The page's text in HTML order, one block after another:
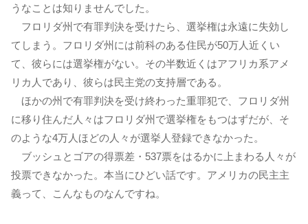
うなことは知りませんでした。
フロリダ州で有罪判決を受けたら、選挙権は永遠に失効し
てしまう。フロリダ州には前科のある住民が50万人近くい
て、彼らには選挙権がない。その半数近くはアフリカ系アメ
リカ人であり、彼らは民主党の支持層である。
ほかの州で有罪判決を受け終わった重罪犯で、フロリダ州
に移り住んだ人々はフロリダ州で選挙権をもつはずだが、そ
のような4万人ほどの人々が選挙人登録できなかった。
ブッシュとゴアの得票差・537票をはるかに上まわる人々が
投票できなかった。本当にひどい話です。アメリカの民主主
義って、こんなものなんですね。